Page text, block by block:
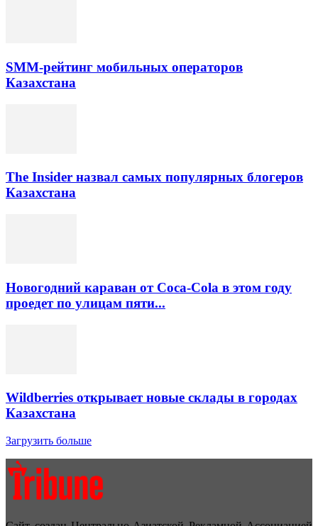
SMM-рейтинг мобильных операторов
Казахстана
The Insider назвал самых популярных блогеров
Казахстана
Новогодний караван от Coca-Cola в этом году
проедет по улицам пяти...
Wildberries открывает новые склады в городах
Казахстана
Загрузить больше